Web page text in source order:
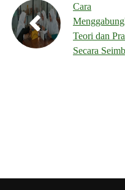
Cara
Teori dan
Secara